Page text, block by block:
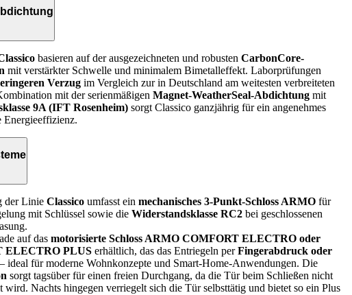
basieren auf der ausgezeichneten und robusten CarbonCore-
mit verstärkter Schwelle und minimalem Bimetalleffekt. Laborprüfungen
Verzug im Vergleich zur in Deutschland am weitesten verbreiteten
mit der serienmäßigen Magnet-WeatherSeal-Abdichtung mit
9A (IFT Rosenheim) sorgt Classico ganzjährig für ein angenehmes
Energieeffizienz.
der Linie Classico umfasst ein mechanisches 3-Punkt-Schloss ARMO für
mit Schlüssel sowie die Widerstandsklasse RC2 bei geschlossenen
auf das motorisierte Schloss ARMO COMFORT ELECTRO oder
ELECTRO PLUS erhältlich, das das Entriegeln perFingerabdruck oder
ideal für moderne Wohnkonzepte und Smart-Home-Anwendungen. Die
sorgt tagsüber für einen freien Durchgang, da die Tür beim Schließen nicht
wird. Nachts hingegen verriegelt sich die Tür selbsttätig und bietet so ein Plus